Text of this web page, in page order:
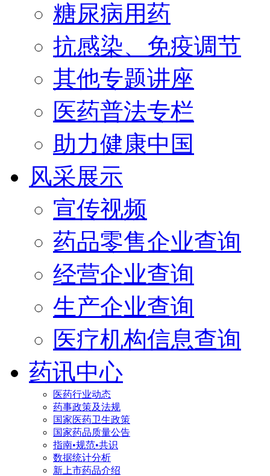
糖尿病用药
抗感染、免疫调节
其他专题讲座
医药普法专栏
助力健康中国
风采展示
宣传视频
药品零售企业查询
经营企业查询
生产企业查询
医疗机构信息查询
药讯中心
医药行业动态
药事政策及法规
国家医药卫生政策
国家药品质量公告
指南•规范•共识
数据统计分析
新上市药品介绍